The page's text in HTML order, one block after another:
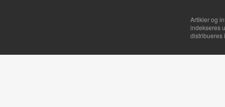
Artikler og
indekseres
distribueres